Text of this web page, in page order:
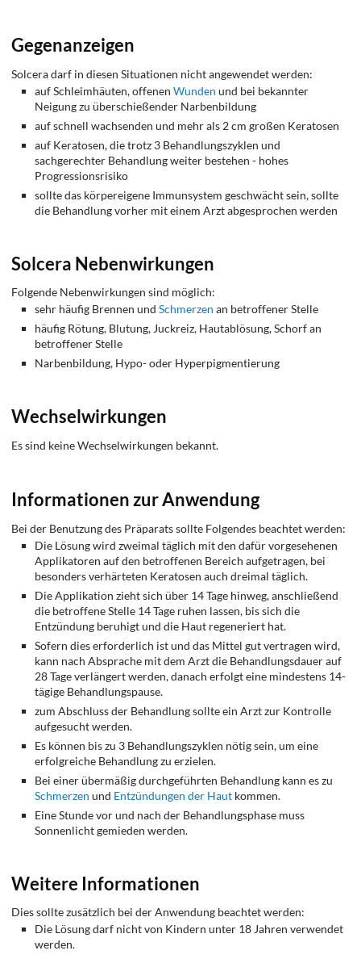
Gegenanzeigen
Solcera darf in diesen Situationen nicht angewendet werden:
auf Schleimhäuten, offenen Wunden und bei bekannter
Neigung zu überschießender Narbenbildung
auf schnell wachsenden und mehr als 2 cm großen Keratosen
auf Keratosen, die trotz 3 Behandlungszyklen und
sachgerechter Behandlung weiter bestehen - hohes
Progressionsrisiko
sollte das körpereigene Immunsystem geschwächt sein, sollte
die Behandlung vorher mit einem Arzt abgesprochen werden
Solcera Nebenwirkungen
Folgende Nebenwirkungen sind möglich:
sehr häufig Brennen und Schmerzen an betroffener Stelle
häufig Rötung, Blutung, Juckreiz, Hautablösung, Schorf an
betroffener Stelle
Narbenbildung, Hypo- oder Hyperpigmentierung
Wechselwirkungen
Es sind keine Wechselwirkungen bekannt.
Informationen zur Anwendung
Bei der Benutzung des Präparats sollte Folgendes beachtet werden:
Die Lösung wird zweimal täglich mit den dafür vorgesehenen
Applikatoren auf den betroffenen Bereich aufgetragen, bei
besonders verhärteten Keratosen auch dreimal täglich.
Die Applikation zieht sich über 14 Tage hinweg, anschließend
die betroffene Stelle 14 Tage ruhen lassen, bis sich die
Entzündung beruhigt und die Haut regeneriert hat.
Sofern dies erforderlich ist und das Mittel gut vertragen wird,
kann nach Absprache mit dem Arzt die Behandlungsdauer auf
28 Tage verlängert werden, danach erfolgt eine mindestens 14-
tägige Behandlungspause.
zum Abschluss der Behandlung sollte ein Arzt zur Kontrolle
aufgesucht werden.
Es können bis zu 3 Behandlungszyklen nötig sein, um eine
erfolgreiche Behandlung zu erzielen.
Bei einer übermäßig durchgeführten Behandlung kann es zu
Schmerzen und Entzündungen der Hautkommen.
Eine Stunde vor und nach der Behandlungsphase muss
Sonnenlicht gemieden werden.
Weitere Informationen
Dies sollte zusätzlich bei der Anwendung beachtet werden:
Die Lösung darf nicht von Kindern unter 18 Jahren verwendet
werden.